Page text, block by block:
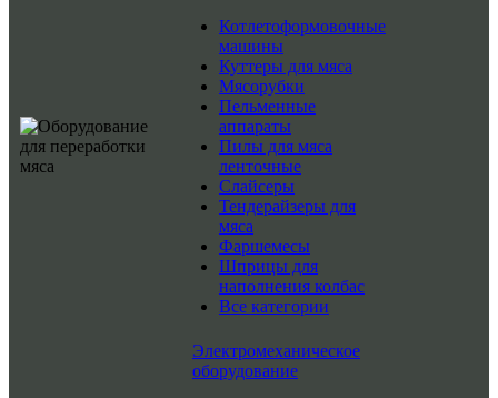
Котлетоформовочные
машины
Куттеры для мяса
Мясорубки
Пельменные
аппараты
Пилы для мяса
ленточные
Слайсеры
Тендерайзеры для
мяса
Фаршемесы
Шприцы для
наполнения колбас
Все категории
Электромеханическое
оборудование